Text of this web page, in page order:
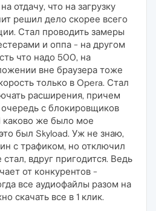
отдачу, что на загрузку
решил дело скорее всего
Стал проводить замеры
и оппа - на другом
что надо 500, на
вне браузера тоже
только в Opera. Стал
расширения, причем
с блокировщиков
каково же было мое
был Skyload. Уж не знаю,
с трафиком, но отключил
стал, вдруг пригодится. Ведь
от конкурентов -
все аудиофайлы разом на
скачать все в 1 клик.